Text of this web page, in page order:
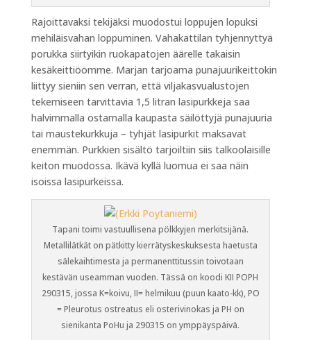
Rajoittavaksi tekijäksi muodostui loppujen lopuksi
mehiläisvahan loppuminen. Vahakattilan tyhjennyttyä
porukka siirtyikin ruokapatojen äärelle takaisin
kesäkeittiöömme. Marjan tarjoama punajuurikeittokin
liittyy sieniin sen verran, että viljakasvualustojen
tekemiseen tarvittavia 1,5 litran lasipurkkeja saa
halvimmalla ostamalla kaupasta säilöttyjä punajuuria
tai maustekurkkuja – tyhjät lasipurkit maksavat
enemmän. Purkkien sisältö tarjoiltiin siis talkoolaisille
keiton muodossa. Ikävä kyllä luomua ei saa näin
isoissa lasipurkeissa.
Tapani toimi vastuullisena pölkkyjen merkitsijänä.
Metallilätkät on pätkitty kierrätyskeskuksesta haetusta
sälekaihtimesta ja permanenttitussin toivotaan
kestävän useamman vuoden. Tässä on koodi KII POPH
290315, jossa K=koivu, II= helmikuu (puun kaato-kk), PO
= Pleurotus ostreatus eli osterivinokas ja PH on
sienikanta PoHu ja 290315 on ymppäyspäivä.